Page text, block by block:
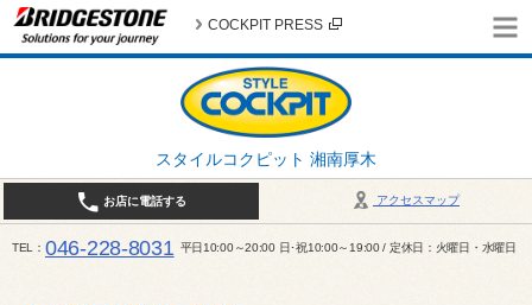
スタイルコクピット 湘南厚木
COCKPIT PRESS
アクセスマップ
お店に電話する
TEL 046-228-8031 平日10:00～20:00 日･祝10:00～19:00 / 定休日：火曜日・水曜日